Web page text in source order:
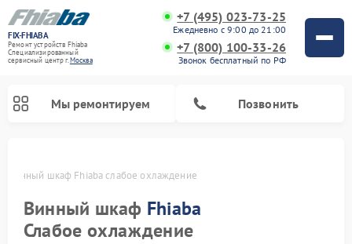
FIX-FHIABA
Ремонт устройств Fhiaba
Специализированный
cервисный центр г.Москва
+7 (495) 023-73-25
Ежедневно с 9:00 до 21:00
+7 (800) 100-33-26
Звонок бесплатный по РФ
Мы ремонтируем Позвонить
Винный шкаф Fhiaba слабое охлаждение
Винный шкаф Fhiaba
Слабое охлаждение